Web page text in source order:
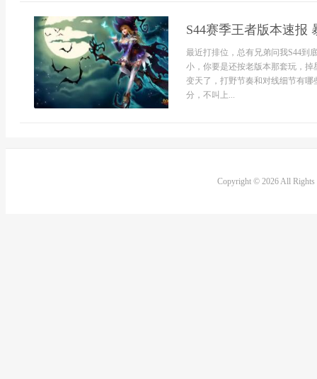
S44赛季王者版本速报
最近打排位，总有兄弟问我S44到
小，你要是还按老版本那套玩，
变天了，打野节奏和对线细节有哪
分，不叫上...
Copyright © 2026 All